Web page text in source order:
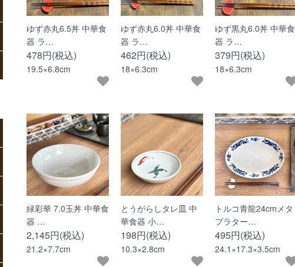
ゆず赤丸6.5丼 中華食
器 ラ…
478円(税込)
19.5×6.8cm
ゆず赤丸6.0丼 中華食
器 ラ…
462円(税込)
18×6.3cm
ゆず黒丸6.0丼 中華食
器 ラ…
379円(税込)
18×6.3cm
緑彩華 7.0玉丼 中華食
器 …
2,145円(税込)
21.2×7.7cm
とうがらしタレ皿 中
華食器 小…
198円(税込)
10.3×2.8cm
トルコ青龍24cmメタ
プラター…
495円(税込)
24.1×17.3×3.5cm